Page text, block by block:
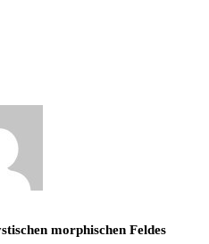
morphischen Feldes